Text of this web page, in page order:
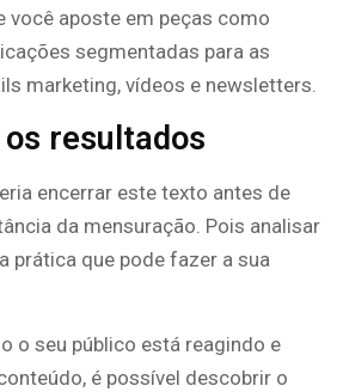
você aposte em peças como
segmentadas para as
marketing, vídeos e newsletters.
resultados
encerrar este texto antes de
da mensuração. Pois analisar
prática que pode fazer a sua
o seu público está reagindo e
é possível descobrir o